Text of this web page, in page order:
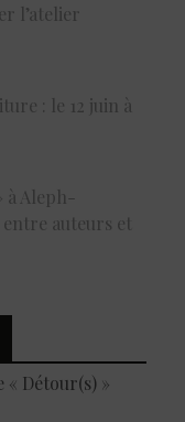
l’atelier
: le 12 juin à
à Aleph-
auteurs et
Détour(s) »